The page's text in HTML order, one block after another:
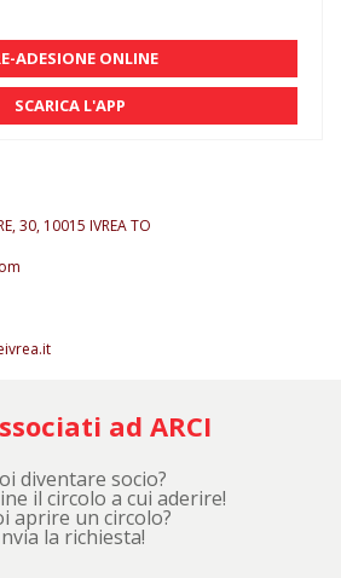
ADESIONE ONLINE
SCARICA L'APP
30, 10015 IVREA TO
ad ARCI
diventare socio?
il circolo a cui aderire!
aprire un circolo?
la richiesta!